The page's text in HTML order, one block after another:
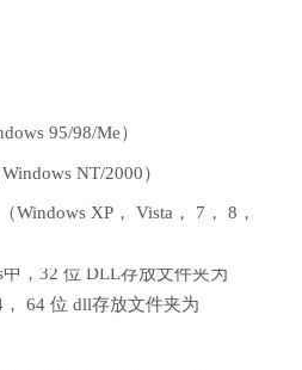
95/98/Me）
NT/2000）
Windows XP， Vista， 7， 8，
，32 位 DLL存放文件夹为
， 64 位 dll存放文件夹为